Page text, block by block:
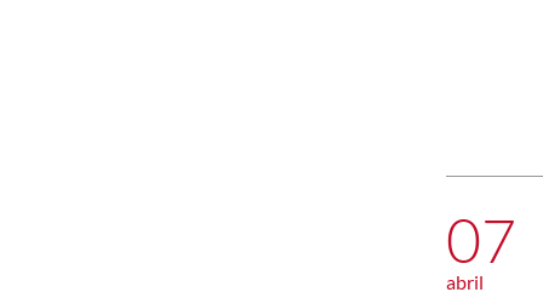
07
abril